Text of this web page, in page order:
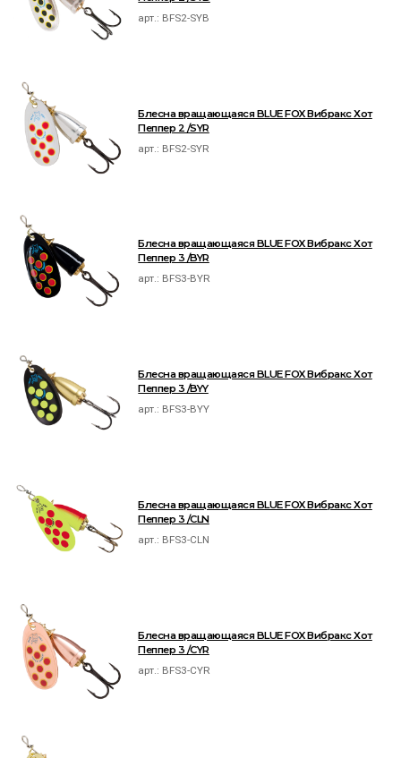
арт.: BFS2-SYB
Блесна вращающаяся BLUE FOX Вибракс Хот
Пеппер 2 /SYR
арт.: BFS2-SYR
Блесна вращающаяся BLUE FOX Вибракс Хот
Пеппер 3 /BYR
арт.: BFS3-BYR
Блесна вращающаяся BLUE FOX Вибракс Хот
Пеппер 3 /BYY
арт.: BFS3-BYY
Блесна вращающаяся BLUE FOX Вибракс Хот
Пеппер 3 /CLN
арт.: BFS3-CLN
Блесна вращающаяся BLUE FOX Вибракс Хот
Пеппер 3 /CYR
арт.: BFS3-CYR